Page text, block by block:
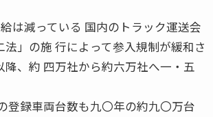
は減っている 国内のトラック運送会
」の施 行によって参入規制が緩和さ
降、約 四万社から約六万社へ一・五
登録車両台数も九〇年の約九〇万台